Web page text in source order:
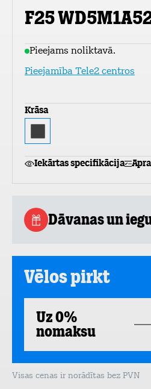
F25
Pieejams noliktavā.
Pieejamība Tele2 centros
Krāsa
Iekārtas specifikācija
Dāvanas un
Vēlos pirkt
Uz 0%
nomaksu
Visas cenas ir norādītas bez PVN